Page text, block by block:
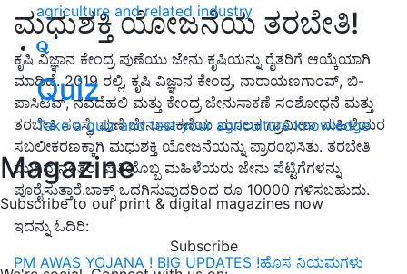
agriculture and related industry
Quiz
Take a quiz and test your agriculture knowledge
Magazine
Subscribe to our print & digital magazines now
Subscribe
ಮಧುಶಕ್ತಿ ಯೋಜನೆಯ ತರಬೇತಿ!
ಕೃಷಿ ವಿಜ್ಞಾನ ಕೇಂದ್ರ ಪುಣೆಯು ಜೇನು ಕೃಷಿಯನ್ನು ರೈತರಿಗೆ ಆಯ್ಕೆಯಾಗಿ
ಮಾಡಿದೆ. 2019 ರಲ್ಲಿ, ಕೃಷಿ ವಿಜ್ಞಾನ ಕೇಂದ್ರ, ನಾರಾಯಣಗಾಂವ್, ಬಿ-
ಪಾಸಿಟಿವ್, ನವದೆಹಲಿ ಮತ್ತು ಕೇಂದ್ರ ಜೇನುಸಾಕಣೆ ಸಂಶೋಧನೆ ಮತ್ತು
ತರಬೇತಿ ಸಂಸ್ಥೆ, ಪುಣೆ ಜೇನುಸಾಕಣೆಯ ಮೂಲಕ ಗ್ರಾಮೀಣ ಮಹಿಳೆಯರ
ಸಬಲೀಕರಣಕ್ಕಾಗಿ ಮಧುಶಕ್ತಿ ಯೋಜನೆಯನ್ನು ಪ್ರಾರಂಭಿಸಿತು. ತರಬೇತಿ
ಮುಗಿದ ನಂತರ, ಪ್ರತಿಯೊಬ್ಬ ಮಹಿಳೆಯರು ಜೇನು ಪೆಟ್ಟಿಗೆಗಳನ್ನು
ಪೂರೈಸುತ್ತಾರೆ.ಬಾಕ್ಸ್ ಒದಗಿಸುವುದರಿಂದ ರೂ 10000 ಗಳಿಸಬಹುದು.
ಇದನ್ನು ಓದಿರಿ:
PM AWAS YOJANA ! BIG UPDATES !ಹೊಸ ನಿಯಮಗಳು